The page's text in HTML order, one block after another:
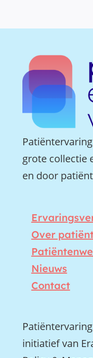
grote collectie
en door
Over
Nieuws
Contact
initiatief van